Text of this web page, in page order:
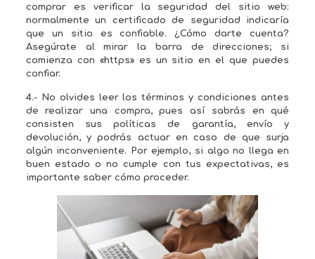
comprar es verificar la seguridad del sitio web:
normalmente un certificado de seguridad indicaría
que un sitio es confiable. ¿Cómo darte cuenta?
Asegúrate al mirar la barra de direcciones; si
comienza con «https» es un sitio en el que puedes
confiar.
4.- No olvides leer los términos y condiciones antes
de realizar una compra, pues así sabrás en qué
consisten sus políticas de garantía, envío y
devolución, y podrás actuar en caso de que surja
algún inconveniente. Por ejemplo, si algo no llega en
buen estado o no cumple con tus expectativas, es
importante saber cómo proceder.